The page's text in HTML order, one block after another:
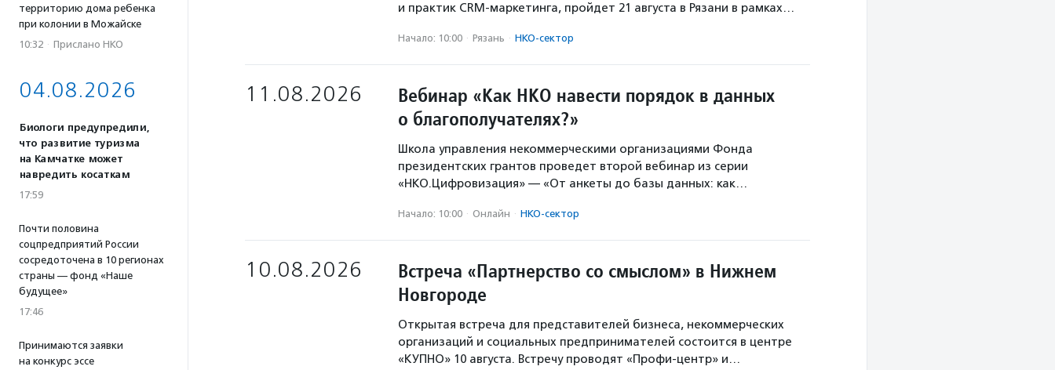
территорию дома ребенка
при колонии в Можайске
10:32 · Прислано НКО
04.08.2026
Биологи предупредили,
что развитие туризма
на Камчатке может
навредить косаткам
17:59
Почти половина
соцпредприятий России
сосредоточена в 10 регионах
страны — фонд «Наше
будущее»
17:46
Принимаются заявки
на конкурс эссе
и практик CRM-маркетинга, пройдет 21 августа в Рязани в рамках…
Начало: 10:00 · Рязань · НКО-сектор
11.08.2026
Вебинар «Как НКО навести порядок в данных
о благополучателях?»
Школа управления некоммерческими организациями Фонда
президентских грантов проведет второй вебинар из серии
«НКО.Цифровизация» — «От анкеты до базы данных: как…
Начало: 10:00 · Онлайн · НКО-сектор
10.08.2026
Встреча «Партнерство со смыслом» в Нижнем
Новгороде
Открытая встреча для представителей бизнеса, некоммерческих
организаций и социальных предпринимателей состоится в центре
«КУПНО» 10 августа. Встречу проводят «Профи-центр» и…